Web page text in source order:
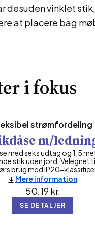
desuden vinklet
at placere bag
i fokus
strømfordeling
m/
med seks udtag og 1,5
stik uden jord. Velegnet
brug med IP20-
50,19 kr.
SE DETALJER
Mere information